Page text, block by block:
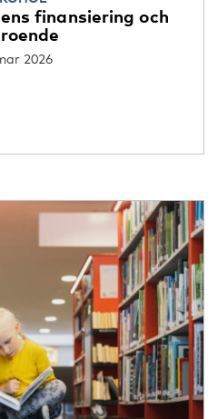
finansiering och
2026